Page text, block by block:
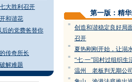
大胜利召开
和谐花
后的党费爸替你
传奇所长
解难题
第一版：精
=
创造和谐稳定良好局
召开
= 夏热刚刚开始，让溺
= “七·一”回村过组织生
= 温州 老板判无期公
=